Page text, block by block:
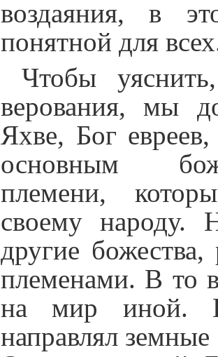
воздаяния, в
понятной для
Чтобы
верования, мы
Яхве, Бог
основным
племени,
своему
другие
племенами. В то
на мир иной.
направлял